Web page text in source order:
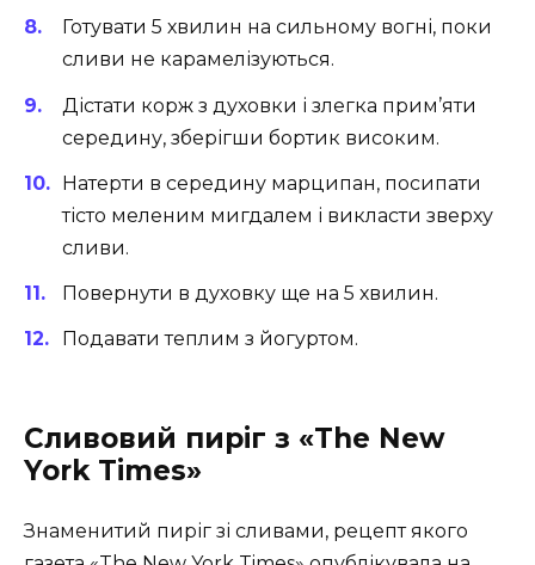
Готувати 5 хвилин на сильному вогні, поки
сливи не карамелізуються.
Дістати корж з духовки і злегка прим’яти
середину, зберігши бортик високим.
Натерти в середину марципан, посипати
тісто меленим мигдалем і викласти зверху
сливи.
Повернути в духовку ще на 5 хвилин.
Подавати теплим з йогуртом.
Сливовий пиріг з «The New
York Times»
Знаменитий пиріг зі сливами, рецепт якого